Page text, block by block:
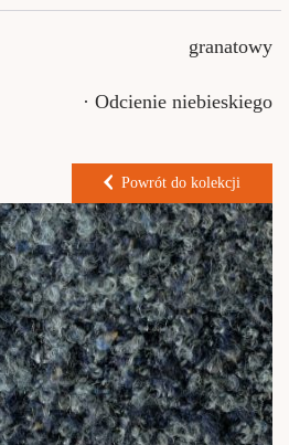
granatowy
· Odcienie niebieskiego
Powrót do kolekcji